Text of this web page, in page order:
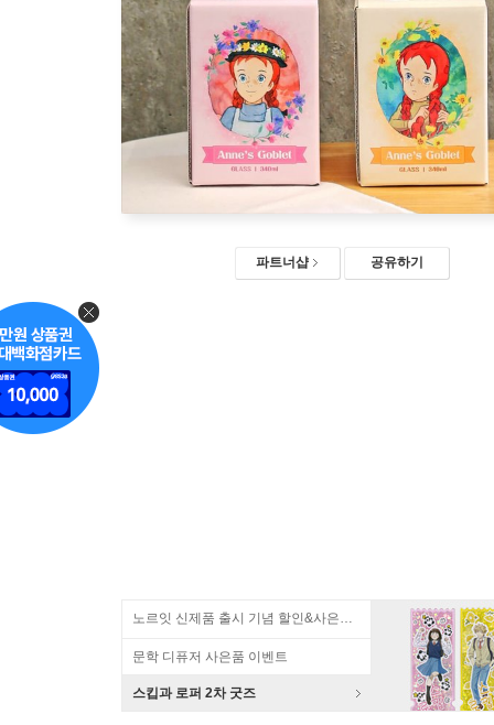
파트너샵 공유하기
노르잇 신제품 출시 기념 할인&사은품 증정!
문학 디퓨저 사은품 이벤트
스킵과 로퍼 2차 굿즈